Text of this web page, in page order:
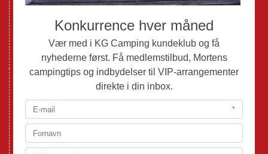
Mortens Campingtips
KG Camping Kundeklub
Nyheder
Adria
Adria Autocampere
Eriba
Fendt